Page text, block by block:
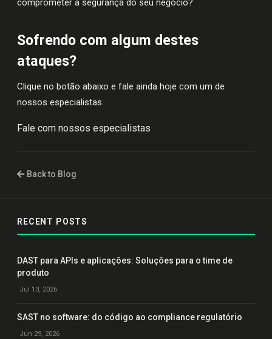
comprometer a segurança do seu negócio?
Sofrendo com algum destes
ataques?
Clique no botão abaixo e fale ainda hoje com um de
nossos especialistas.
Fale com nossos especialistas
Back to Blog
RECENT POSTS
DAST para APIs e aplicações: Soluções para o time de
produto
Jul 13, 2026
SAST no software: do código ao compliance regulatório
Jun 29, 2026